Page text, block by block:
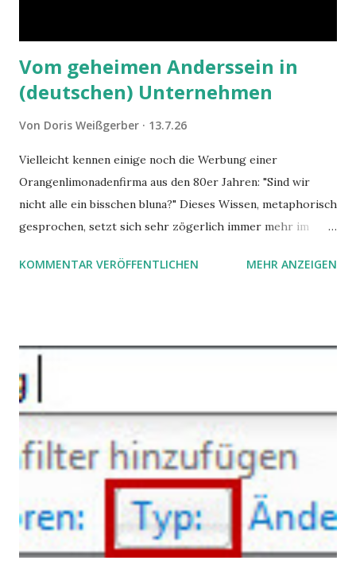
Vom geheimen Anderssein in
(deutschen) Unternehmen
Von Doris Weißgerber 13.7.26
Vielleicht kennen einige noch die Werbung einer
Orangenlimonadenfirma aus den 80er Jahren: "Sind wir
nicht alle ein bisschen bluna?" Dieses Wissen, metaphorisch
gesprochen, setzt sich sehr zögerlich immer mehr im
gleich. Im Arbeitskontext kann es zu nicht verstandenen
Angstzuständen ihrer Mitglieder. Dafür könnte es Gründe
geben, die weitgehend noch im Dunkeln zu liegen scheinen.
KOMMENTAR VERÖFFENTLICHEN MEHR ANZEIGEN